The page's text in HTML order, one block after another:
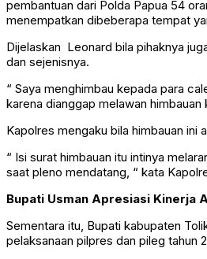
pembantuan dari Polda Papua 54
menempatkan dibeberapa tempat
Dijelaskan Leonard bila pihaknya
dan sejenisnya.
“ Saya menghimbau kepada para
karena dianggap melawan
Kapolres mengaku bila himbauan
“ Isi surat himbauan itu intinya
saat pleno mendatang, “ kata
Bupati Usman Apresiasi Kinerja
Sementara itu, Bupati kabupaten
pelaksanaan pilpres dan pileg tahun